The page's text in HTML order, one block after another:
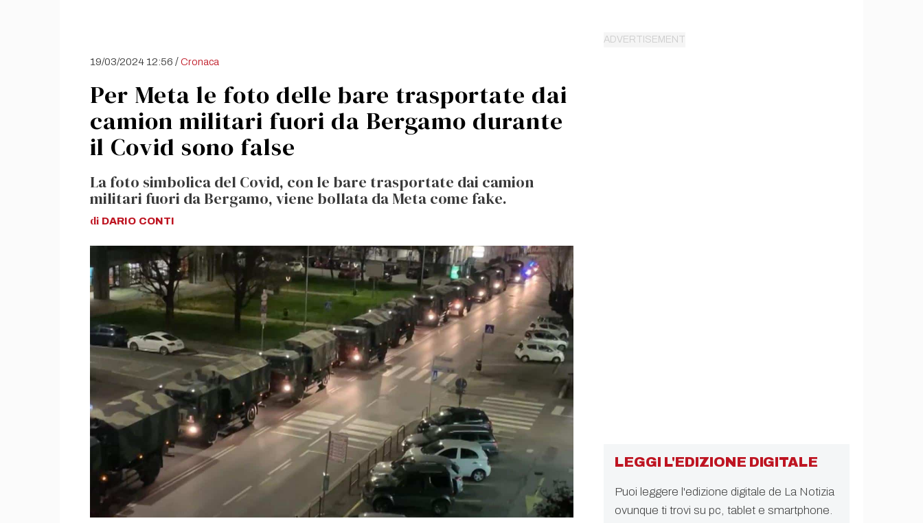
19/03/2024 12:56 /Cronaca
Per Meta le foto delle bare trasportate dai
camion militari fuori da Bergamo durante
il Covid sono false
La foto simbolica del Covid, con le bare trasportate dai camion
militari fuori da Bergamo, viene bollata da Meta come fake.
di DARIO CONTI
LEGGI L'EDIZIONE DIGITALE
Puoi leggere l'edizione digitale de La Notizia
ovunque ti trovi su pc, tablet e smartphone.